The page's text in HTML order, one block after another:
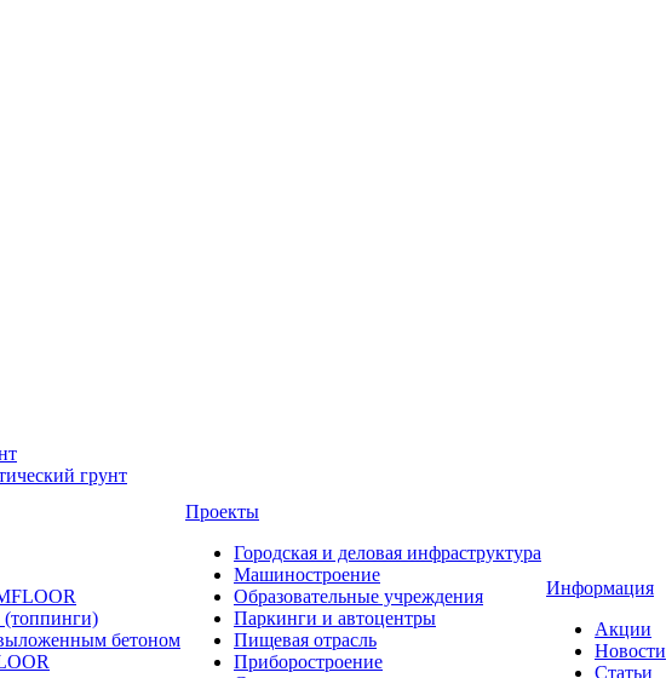
грунт
бетоном
Проекты
Городская и деловая инфраструктура
Машиностроение
Образовательные учреждения
Паркинги и автоцентры
Пищевая отрасль
Приборостроение
Информация
Акции
Новости
Статьи